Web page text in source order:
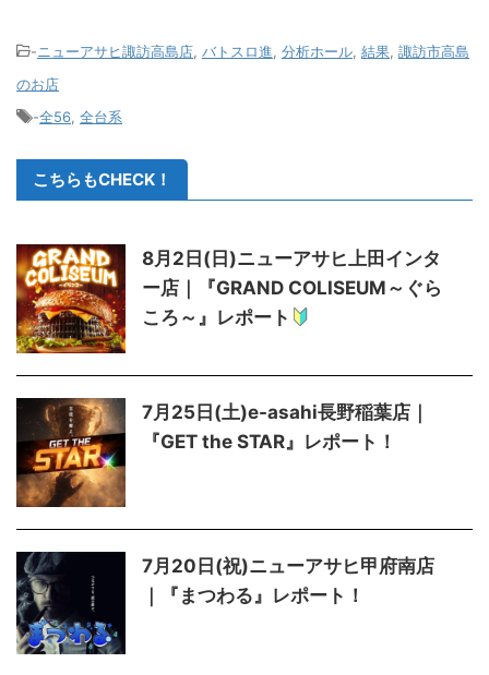
-ニューアサヒ諏訪高島店 バトスロ進 分析ホール 結果 諏訪市高島
のお店
-全56 全台系
こちらもCHECK！
8月2日(日)ニューアサヒ上田インタ
ー店｜『GRAND COLISEUM～ぐら
ころ～』レポート
7月25日(土)e-asahi長野稲葉店｜
『GET the STAR』レポート！
7月20日(祝)ニューアサヒ甲府南店
｜『まつわる』レポート！